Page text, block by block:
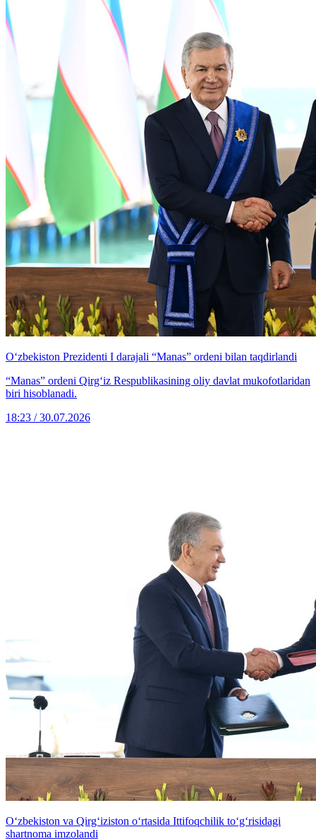
O‘zbekiston Prezidenti I darajali “Manas” ordeni bilan taqdirlandi
“Manas” ordeni Qirg‘iz Respublikasining oliy davlat mukofotlaridan
biri hisoblanadi.
18:23 / 30.07.2026
Oʻzbekiston va Qirgʻiziston o‘rtasida Ittifoqchilik toʻgʻrisidagi
shartnoma imzolandi